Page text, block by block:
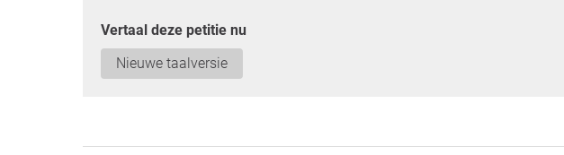
Vertaal deze petitie nu
Nieuwe taalversie